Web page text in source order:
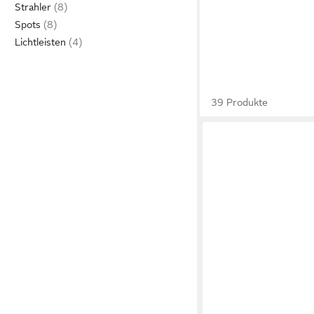
Strahler
Spots
Lichtleisten
39 Produkte